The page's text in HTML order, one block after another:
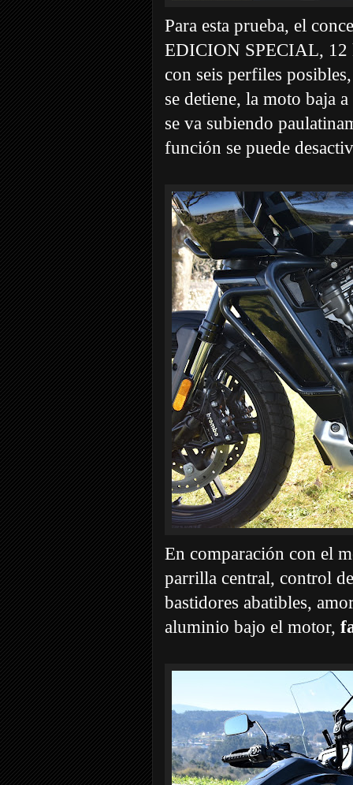
Para esta prueba, el
EDICION SPECIAL, 12
con seis perfiles
se detiene, la moto baja
se va subiendo
función se puede
En comparación con el
parrilla central, control
bastidores abatibles,
aluminio bajo el motor,